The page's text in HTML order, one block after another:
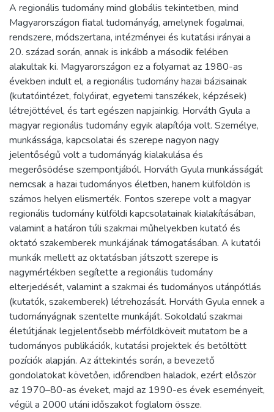
A regionális tudomány mind globális tekintetben, mind
Magyarországon fiatal tudományág, amelynek fogalmai,
rendszere, módszertana, intézményei és kutatási irányai a
20. század során, annak is inkább a második felében
alakultak ki. Magyarországon ez a folyamat az 1980-as
években indult el, a regionális tudomány hazai bázisainak
(kutatóintézet, folyóirat, egyetemi tanszékek, képzések)
létrejöttével, és tart egészen napjainkig. Horváth Gyula a
magyar regionális tudomány egyik alapítója volt. Személye,
munkássága, kapcsolatai és szerepe nagyon nagy
jelentőségű volt a tudományág kialakulása és
megerősödése szempontjából. Horváth Gyula munkásságát
nemcsak a hazai tudományos életben, hanem külföldön is
számos helyen elismerték. Fontos szerepe volt a magyar
regionális tudomány külföldi kapcsolatainak kialakításában,
valamint a határon túli szakmai műhelyekben kutató és
oktató szakemberek munkájának támogatásában. A kutatói
munkák mellett az oktatásban játszott szerepe is
nagymértékben segítette a regionális tudomány
elterjedését, valamint a szakmai és tudományos utánpótlás
(kutatók, szakemberek) létrehozását. Horváth Gyula ennek a
tudományágnak szentelte munkáját. Sokoldalú szakmai
életútjának legjelentősebb mérföldköveit mutatom be a
tudományos publikációk, kutatási projektek és betöltött
pozíciók alapján. Az áttekintés során, a bevezető
gondolatokat követően, időrendben haladok, ezért először
az 1970–80-as éveket, majd az 1990-es évek eseményeit,
végül a 2000 utáni időszakot foglalom össze.